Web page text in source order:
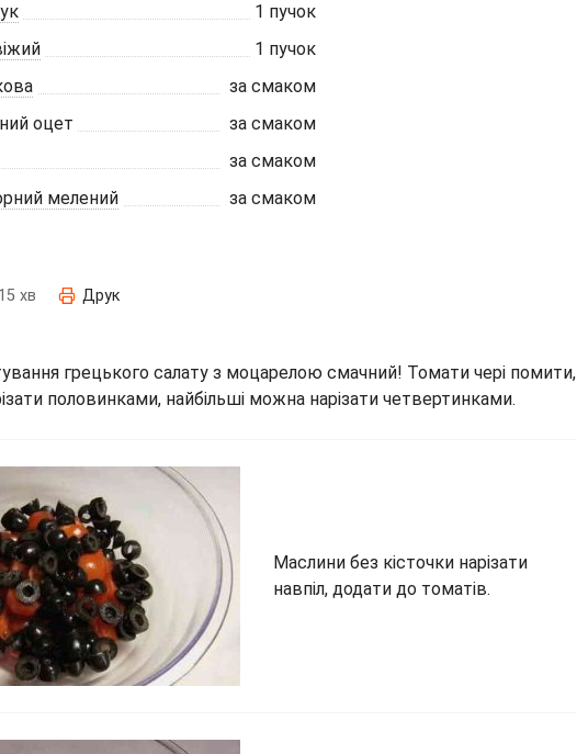
1 пучок
1 пучок
за смаком
оцет
за смаком
за смаком
мелений
за смаком
15 хв Друк
грецького салату з моцарелою смачний! Томати чері помити,
половинками, найбільші можна нарізати четвертинками.
Маслини без кісточки нарізати
навпіл, додати до томатів.